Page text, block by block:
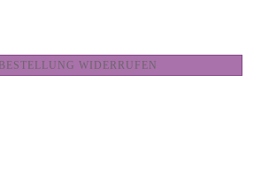
BESTELLUNG WIDERRUFEN